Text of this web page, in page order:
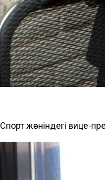
Спорт жөніндегі вице-